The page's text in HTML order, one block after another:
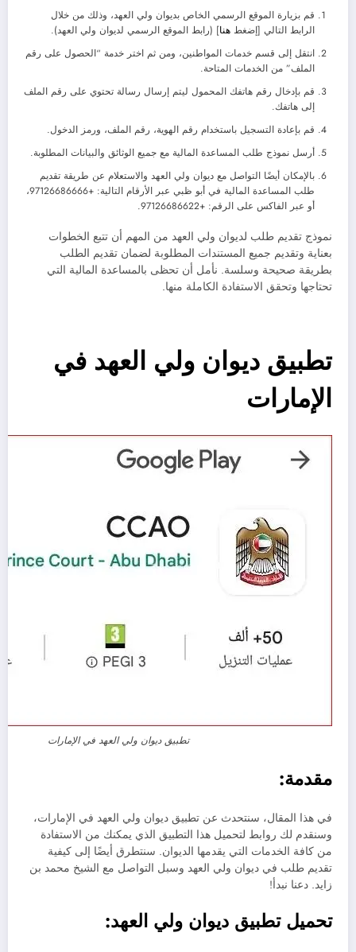
قم بزيارة الموقع الرسمي الخاص بديوان ولي العهد، وذلك من خلال
الرابط التالي [إضغط هنا] (رابط الموقع الرسمي لديوان ولي العهد).
انتقل إلى قسم خدمات المواطنين، ومن ثم اختر خدمة “الحصول على رقم
الملف” من الخدمات المتاحة.
قم بإدخال رقم هاتفك المحمول ليتم إرسال رسالة تحتوي على رقم الملف
إلى هاتفك.
قم بإعادة التسجيل باستخدام رقم الهوية، رقم الملف، ورمز الدخول.
أرسل نموذج طلب المساعدة المالية مع جميع الوثائق والبيانات المطلوبة.
بالإمكان أيضًا التواصل مع ديوان ولي العهد والاستعلام عن طريقة تقديم
طلب المساعدة المالية في أبو ظبي عبر الأرقام التالية: +97126686666،
أو عبر الفاكس على الرقم: +97126686622.
نموذج تقديم طلب لديوان ولي العهد من المهم أن تتبع الخطوات
بعناية وتقديم جميع المستندات المطلوبة لضمان تقديم الطلب
بطريقة صحيحة وسلسة. نأمل أن تحظى بالمساعدة المالية التي
تحتاجها وتحقق الاستفادة الكاملة منها.
تطبيق ديوان ولي العهد في
الإمارات
تطبيق ديوان ولي العهد في الإمارات
مقدمة:
في هذا المقال، سنتحدث عن تطبيق ديوان ولي العهد في الإمارات،
وسنقدم لك روابط لتحميل هذا التطبيق الذي يمكنك من الاستفادة
من كافة الخدمات التي يقدمها الديوان. سنتطرق أيضًا إلى كيفية
تقديم طلب في ديوان ولي العهد وسبل التواصل مع الشيخ محمد بن
زايد. دعنا نبدأ!
تحميل تطبيق ديوان ولي العهد: